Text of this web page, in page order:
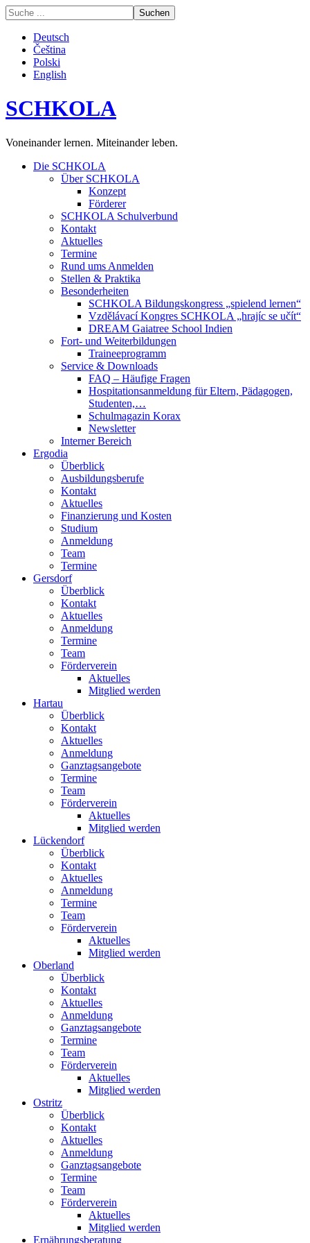
Deutsch
Čeština
Polski
English
SCHKOLA
Voneinander lernen. Miteinander leben.
Die SCHKOLA
Über SCHKOLA
Konzept
Förderer
SCHKOLA Schulverbund
Kontakt
Aktuelles
Termine
Rund ums Anmelden
Stellen & Praktika
Besonderheiten
SCHKOLA Bildungskongress „spielend lernen“
Vzdělávací Kongres SCHKOLA „hrajíc se učít“
DREAM Gaiatree School Indien
Fort- und Weiterbildungen
Traineeprogramm
Service & Downloads
FAQ – Häufige Fragen
Hospitationsanmeldung für Eltern, Pädagogen,
Studenten,…
Schulmagazin Korax
Newsletter
Interner Bereich
Ergodia
Überblick
Ausbildungsberufe
Kontakt
Aktuelles
Finanzierung und Kosten
Studium
Anmeldung
Team
Termine
Gersdorf
Überblick
Kontakt
Aktuelles
Anmeldung
Termine
Team
Förderverein
Aktuelles
Mitglied werden
Hartau
Überblick
Kontakt
Aktuelles
Anmeldung
Ganztagsangebote
Termine
Team
Förderverein
Aktuelles
Mitglied werden
Lückendorf
Überblick
Kontakt
Aktuelles
Anmeldung
Termine
Team
Förderverein
Aktuelles
Mitglied werden
Oberland
Überblick
Kontakt
Aktuelles
Anmeldung
Ganztagsangebote
Termine
Team
Förderverein
Aktuelles
Mitglied werden
Ostritz
Überblick
Kontakt
Aktuelles
Anmeldung
Ganztagsangebote
Termine
Team
Förderverein
Aktuelles
Mitglied werden
Ernährungsberatung